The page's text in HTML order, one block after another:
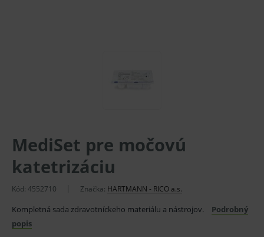
MediSet pre močovú
katetrizáciu
Kód: 4552710 Značka: HARTMANN - RICO a.s.
Kompletná sada zdravotníckeho materiálu a nástrojov.
Podrobný
popis